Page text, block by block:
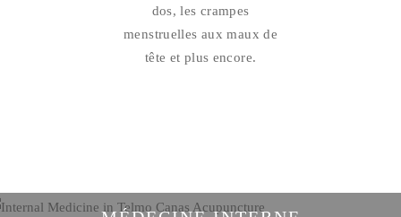
dos, les crampes
menstruelles aux maux de
tête et plus encore.